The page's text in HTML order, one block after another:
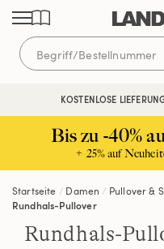
Direkt
zum
Inhalt
Direkt
zur
Navigation
Direkt
zur
Suche
KOSTENLOSE
Bis zu -40%
+ 25% auf
Startseite Damen Pullover &
Rundhals-Pullover
Rundhals-